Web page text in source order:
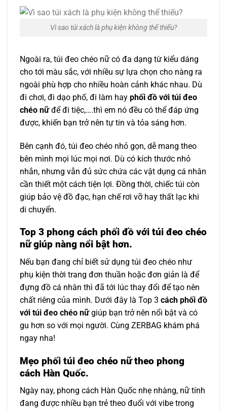
Vì sao túi xách là phụ kiện không thể thiếu?
Ngoài ra, túi đeo chéo nữ có đa dạng từ kiểu dáng
cho tới màu sắc, với nhiều sự lựa chọn cho nàng ra
ngoài phù hợp cho nhiều hoàn cảnh khác nhau. Dù
đi chơi, đi dạo phố, đi làm hay phối đồ với túi đeo
chéo nữđể đi tiệc,….thì em nó đều có thể đáp ứng
được, khiến bạn trở nên tự tin và tỏa sáng hơn.
Bên cạnh đó, túi đeo chéo nhỏ gọn, dễ mang theo
bên mình mọi lúc mọi nơi. Dù có kích thước nhỏ
nhắn, nhưng vẫn đủ sức chứa các vật dụng cá nhân
cần thiết một cách tiện lợi. Đồng thời, chiếc túi còn
giúp bảo vệ đồ đạc, hạn chế rơi vỡ hay thất lạc khi
di chuyển.
Top 3 phong cách phối đồ với túi đeo chéo
nữ giúp nàng nổi bật hơn.
Nếu bạn đang chỉ biết sử dụng túi đeo chéo như
phụ kiện thời trang đơn thuần hoặc đơn giản là để
đựng đồ cá nhân thì đã tới lúc thay đổi để tạo nên
chất riêng của mình. Dưới đây là Top 3 cách phối đồ
với túi đeo chéo nữgiúp bạn trở nên nổi bật và có
gu hơn so với mọi người. Cùng ZERBAG khám phá
ngay nha!
Mẹo phối túi đeo chéo nữ theo phong
cách Hàn Quốc.
Ngày nay, phong cách Hàn Quốc nhẹ nhàng, nữ tính
đang được nhiều bạn trẻ theo đuổi với vibe trong